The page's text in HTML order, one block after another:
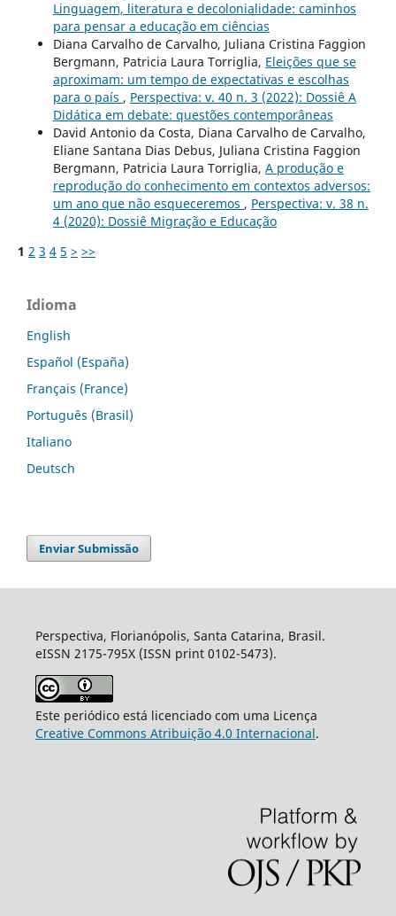
Linguagem, literatura e decolonialidade: caminhos
para pensar a educação em ciências
Diana Carvalho de Carvalho, Juliana Cristina Faggion
Bergmann, Patricia Laura Torriglia, Eleições que se
aproximam: um tempo de expectativas e escolhas
para o país , Perspectiva: v. 40 n. 3 (2022): Dossiê A
Didática em debate: questões contemporâneas
David Antonio da Costa, Diana Carvalho de Carvalho,
Eliane Santana Dias Debus, Juliana Cristina Faggion
Bergmann, Patricia Laura Torriglia, A produção e
reprodução do conhecimento em contextos adversos:
um ano que não esqueceremos , Perspectiva: v. 38 n.
4 (2020): Dossiê Migração e Educação
1 2 3 4 5 > >>
Idioma
English
Español (España)
Français (France)
Português (Brasil)
Italiano
Deutsch
Enviar Submissão
Perspectiva, Florianópolis, Santa Catarina, Brasil.
eISSN 2175-795X (ISSN print 0102-5473).
Este periódico está licenciado com uma Licença
Creative Commons Atribuição 4.0 Internacional.